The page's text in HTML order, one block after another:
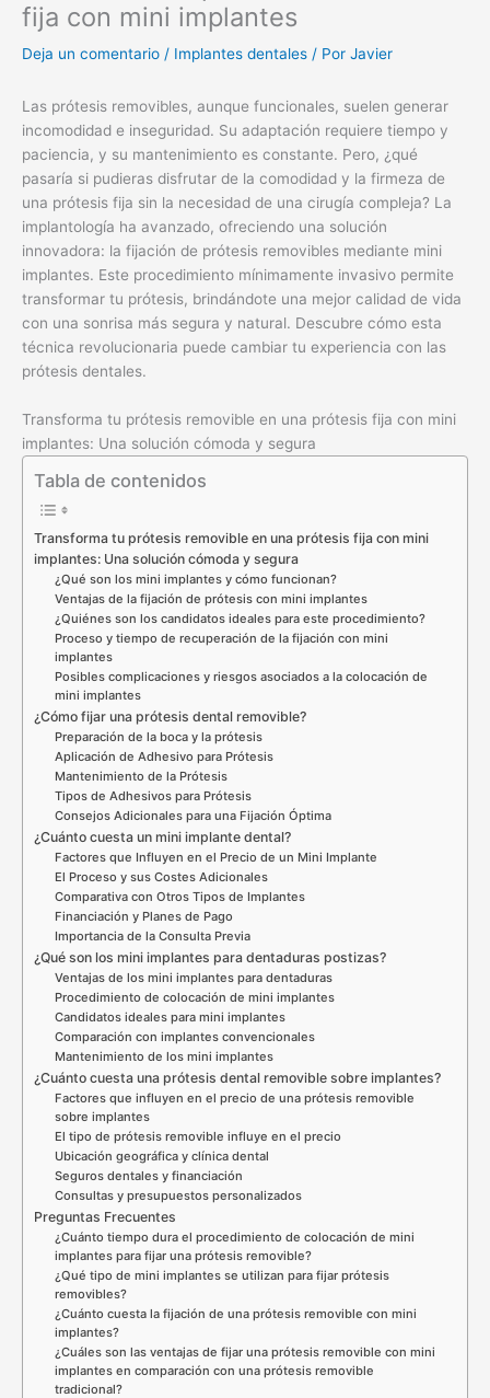
fija con mini implantes
Deja un comentario / Implantes dentales / Por Javier
Las prótesis removibles, aunque funcionales, suelen generar
incomodidad e inseguridad. Su adaptación requiere tiempo y
paciencia, y su mantenimiento es constante. Pero, ¿qué
pasaría si pudieras disfrutar de la comodidad y la firmeza de
una prótesis fija sin la necesidad de una cirugía compleja? La
implantología ha avanzado, ofreciendo una solución
innovadora: la fijación de prótesis removibles mediante mini
implantes. Este procedimiento mínimamente invasivo permite
transformar tu prótesis, brindándote una mejor calidad de vida
con una sonrisa más segura y natural. Descubre cómo esta
técnica revolucionaria puede cambiar tu experiencia con las
prótesis dentales.
Transforma tu prótesis removible en una prótesis fija con mini
implantes: Una solución cómoda y segura
Tabla de contenidos
Transforma tu prótesis removible en una prótesis fija con mini
implantes: Una solución cómoda y segura
¿Qué son los mini implantes y cómo funcionan?
Ventajas de la fijación de prótesis con mini implantes
¿Quiénes son los candidatos ideales para este procedimiento?
Proceso y tiempo de recuperación de la fijación con mini
implantes
Posibles complicaciones y riesgos asociados a la colocación de
mini implantes
¿Cómo fijar una prótesis dental removible?
Preparación de la boca y la prótesis
Aplicación de Adhesivo para Prótesis
Mantenimiento de la Prótesis
Tipos de Adhesivos para Prótesis
Consejos Adicionales para una Fijación Óptima
¿Cuánto cuesta un mini implante dental?
Factores que Influyen en el Precio de un Mini Implante
El Proceso y sus Costes Adicionales
Comparativa con Otros Tipos de Implantes
Financiación y Planes de Pago
Importancia de la Consulta Previa
¿Qué son los mini implantes para dentaduras postizas?
Ventajas de los mini implantes para dentaduras
Procedimiento de colocación de mini implantes
Candidatos ideales para mini implantes
Comparación con implantes convencionales
Mantenimiento de los mini implantes
¿Cuánto cuesta una prótesis dental removible sobre implantes?
Factores que influyen en el precio de una prótesis removible
sobre implantes
El tipo de prótesis removible influye en el precio
Ubicación geográfica y clínica dental
Seguros dentales y financiación
Consultas y presupuestos personalizados
Preguntas Frecuentes
¿Cuánto tiempo dura el procedimiento de colocación de mini
implantes para fijar una prótesis removible?
¿Qué tipo de mini implantes se utilizan para fijar prótesis
removibles?
¿Cuánto cuesta la fijación de una prótesis removible con mini
implantes?
¿Cuáles son las ventajas de fijar una prótesis removible con mini
implantes en comparación con una prótesis removible
tradicional?